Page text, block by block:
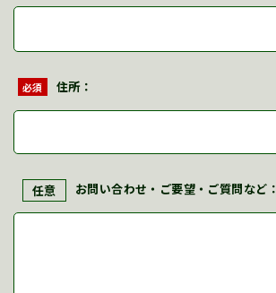
必須 住所：
任意 お問い合わせ・ご要望・ご質問など：